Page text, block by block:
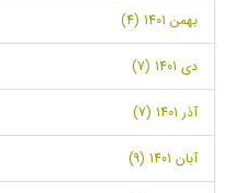
بهمن 1401 (4)
دی 1401 (7)
آذر 1401 (7)
آبان 1401 (9)